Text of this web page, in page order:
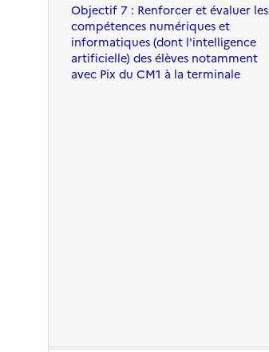
Objectif 7 : Renforcer et évaluer les
compétences numériques et
informatiques (dont l'intelligence
artificielle) des élèves notamment
avec Pix du CM1 à la terminale